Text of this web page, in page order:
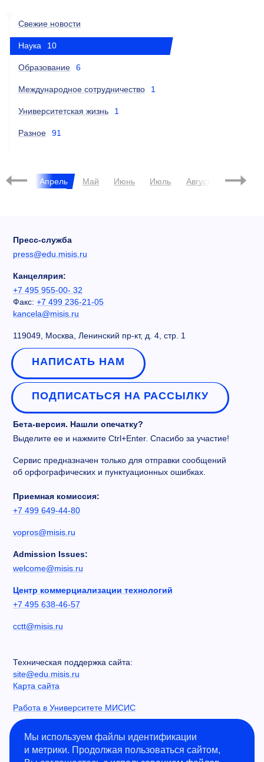
Свежие новости
Наука 10
Образование 6
Международное сотрудничество 1
Университетская жизнь 1
Разное 91
Март Апрель Май Июнь Июль Август Сентябрь
Пресс-служба
press@edu.misis.ru
Канцелярия:
+7 495 955-00- 32
Факс: +7 499 236-21-05
kancela@misis.ru
119049, Москва, Ленинский пр-кт, д. 4, стр. 1
НАПИСАТЬ НАМ
ПОДПИСАТЬСЯ НА РАССЫЛКУ
Бета-версия. Нашли опечатку?
Выделите ее и нажмите Ctrl+Enter. Спасибо за участие!
Сервис предназначен только для отправки сообщений
об орфографических и пунктуационных ошибках.
Приемная комиссия:
+7 499 649-44-80
vopros@misis.ru
Admission Issues:
welcome@misis.ru
Центр коммерциализации технологий
+7 495 638-46-57
cctt@misis.ru
Техническая поддержка сайта:
site@edu.misis.ru
Карта сайта
Работа в Университете МИСИС
Сведения об образовательной организации
Информация о закупках
Мы используем файлы идентификации
и метрики. Продолжая пользоваться сайтом,